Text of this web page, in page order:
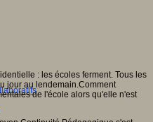
: les écoles ferment. Tous les
jour au lendemain.Comment
de l'école alors qu'elle n'est